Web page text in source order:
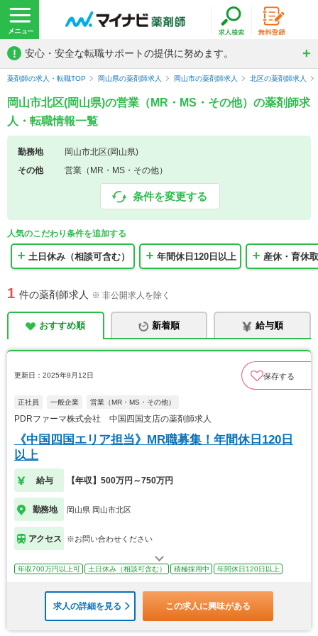
! 安心・安全な転職サポートの提供に努めます。
薬剤師の求人・転職TOP 岡山県の薬剤師求人 岡山市の薬剤師求人 北区の薬剤師求人
岡山市北区(岡山県)の営業（MR・MS・その他）の薬剤師求
人・転職情報一覧
勤務地
岡山市北区(岡山県)
その他
営業（MR・MS・その他）
条件を変更する
人気のこだわり条件を追加する
土日休み（相談可含む） 年間休日120日以上 産休・育休
1 件の薬剤師求人 ※ 非公開求人を除く
おすすめ順 新着順 給与順
更新日：2025年9月12日 保存する
正社員 一般企業 営業（MR・MS・その他）
PDRファーマ株式会社 中国四国支店の薬剤師求人
《中国四国エリア担当》MR職募集！年間休日120日
以上
給与 【年収】500万円～750万円
勤務地 岡山県 岡山市北区
アクセス ※お問い合わせください
年収700万円以上可 土日休み（相談可含む） 積極採用中 年間休日120日以上
求人の詳細を見る この求人に興味がある